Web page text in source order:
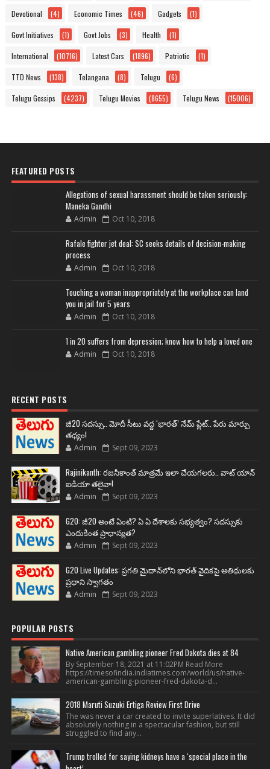
Devotional (4) Economic Times (46) Gadgets (1)
Govt Initiatives (1) Govt Jobs (3) Health (1)
International (10716) Latest Cars (1896) Patriotic (1)
TTD News (138) Telangana (8) Telugu (6)
Telugu Gossips (4237) Telugu Movies (8655) Telugu News (15006)
FEATURED POSTS
Allegations of sexual harassment should be taken seriously:
Maneka Gandhi
Admin Oct 10, 2018
Rafale fighter jet deal: SC seeks details of decision-making
process
Admin Oct 10, 2018
Touching a woman inappropriately at the workplace can land
you in jail for 5 years
Admin Oct 10, 2018
1 in 20 suffers from depression; know how to help a loved one
Admin Oct 10, 2018
RECENT POSTS
జీ20 సదస్సు.. మోదీ సీటు వద్ద ‘భారత్’ నేమ్ ప్లేట్‌.. పేరు మార్పు
తథ్యం!
Admin Sept 09, 2023
Rajinikanth: రజనీకాంత్ మాత్రమే ఇలా చేయగలరు.. వాట్ యాన్
ఐడియా తలైవా!
Admin Sept 09, 2023
G20: జీ20 అంటే ఏంటి? ఏ ఏ దేశాలకు సభ్యత్వం? సదస్సుకు
ఎందుకింత ప్రాధాన్యత?
Admin Sept 09, 2023
G20 Live Updates: ప్రగతి మైదాన్‌లోని భారత్ వైదికపై అతిథులకు
ప్రధాని స్వాగతం
Admin Sept 09, 2023
POPULAR POSTS
Native American gambling pioneer Fred Dakota dies at 84
By September 18, 2021 at 11:02PM Read More
https://timesofindia.indiatimes.com/world/us/native-
american-gambling-pioneer-fred-dakota-d...
2018 Maruti Suzuki Ertiga Review First Drive
The was never a car created to invite superlatives. It did
absolutely nothing in a spectacular fashion, but still
struggled to find any...
Trump trolled for saying kidneys have a ‘special place in the